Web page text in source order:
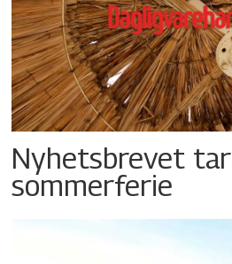
Nyhetsbrevet tar
sommerferie